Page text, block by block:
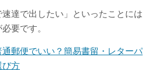
達で出したい」といったことには
要です。
郵便でいい？簡易書留・レターパ
び方